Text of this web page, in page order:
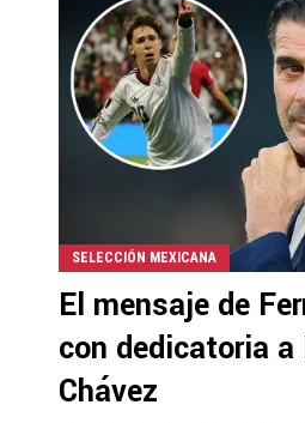
SELECCIÓN MEXICANA
El mensaje de
con dedicatoria
Chávez